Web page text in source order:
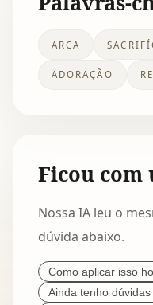
ARCA
ADORAÇÃO
Ficou com
Nossa IA leu o
dúvida abaixo.
Como aplicar isso
Ainda tenho